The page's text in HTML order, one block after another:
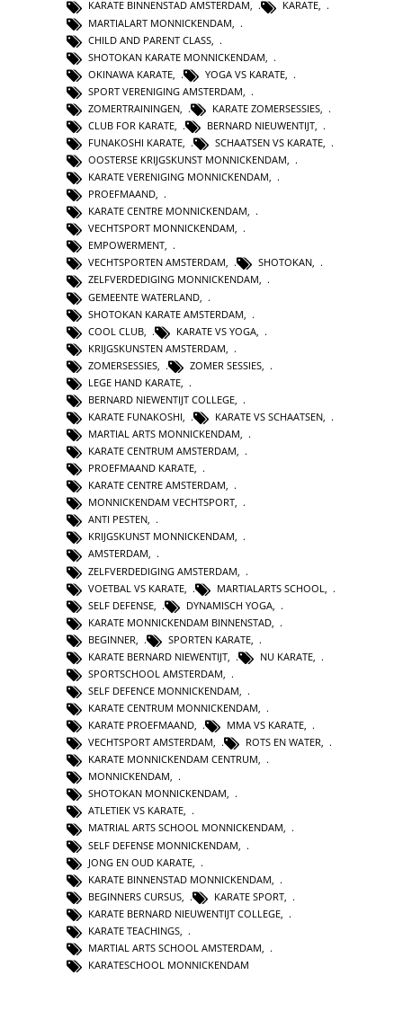
KARATE BINNENSTAD AMSTERDAM, KARATE,
MARTIALART MONNICKENDAM
CHILD AND PARENT CLASS
SHOTOKAN KARATE MONNICKENDAM
OKINAWA KARATE
YOGA VS KARATE
SPORT VERENIGING AMSTERDAM
ZOMERTRAININGEN
KARATE ZOMERSESSIES
CLUB FOR KARATE
BERNARD NIEUWENTIJT
FUNAKOSHI KARATE
SCHAATSEN VS KARATE
OOSTERSE KRIJGSKUNST MONNICKENDAM,
KARATE VERENIGING MONNICKENDAM,
PROEFMAAND,
KARATE CENTRE MONNICKENDAM,
VECHTSPORT MONNICKENDAM,
EMPOWERMENT,
VECHTSPORTEN AMSTERDAM, SHOTOKAN,
ZELFVERDEDIGING MONNICKENDAM,
GEMEENTE WATERLAND
SHOTOKAN KARATE AMSTERDAM
COOL CLUB
KARATE VS YOGA
KRIJGSKUNSTEN AMSTERDAM
ZOMERSESSIES
ZOMER SESSIES
LEGE HAND KARATE
BERNARD NIEWENTIJT COLLEGE
KARATE FUNAKOSHI
KARATE VS SCHAATSEN
MARTIAL ARTS MONNICKENDAM,
KARATE CENTRUM AMSTERDAM,
PROEFMAAND KARATE,
KARATE CENTRE AMSTERDAM,
MONNICKENDAM VECHTSPORT,
ANTI PESTEN,
KRIJGSKUNST MONNICKENDAM,
AMSTERDAM,
ZELFVERDEDIGING AMSTERDAM
VOETBAL VS KARATE
MARTIALARTS SCHOOL
SELF DEFENSE
DYNAMISCH YOGA
KARATE MONNICKENDAM BINNENSTAD
BEGINNER
SPORTEN KARATE
KARATE BERNARD NIEWENTIJT
NU KARATE
SPORTSCHOOL AMSTERDAM
SELF DEFENCE MONNICKENDAM
KARATE CENTRUM MONNICKENDAM,
KARATE PROEFMAAND, MMA VS KARATE,
VECHTSPORT AMSTERDAM, ROTS EN WATER,
KARATE MONNICKENDAM CENTRUM,
MONNICKENDAM,
SHOTOKAN MONNICKENDAM,
ATLETIEK VS KARATE,
MATRIAL ARTS SCHOOL MONNICKENDAM,
SELF DEFENSE MONNICKENDAM
JONG EN OUD KARATE
KARATE BINNENSTAD MONNICKENDAM
BEGINNERS CURSUS
KARATE SPORT
KARATE BERNARD NIEUWENTIJT COLLEGE
KARATE TEACHINGS
MARTIAL ARTS SCHOOL AMSTERDAM
KARATESCHOOL MONNICKENDAM